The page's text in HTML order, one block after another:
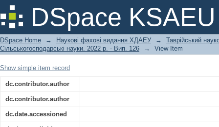
DSpace KSAEU
Показники якості бульб
добрив
DSpace Home → Наукові фахові видання ХДАЕУ →
Таврійський
Сільськогосподарські науки. 2022 р. - Вип. 126
→ View Item
Show simple item record
dc.contributor.author
dc.contributor.author
dc.date.accessioned